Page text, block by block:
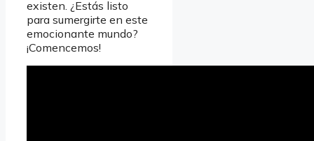
existen. ¿Estás listo
para sumergirte en este
emocionante mundo?
¡Comencemos!